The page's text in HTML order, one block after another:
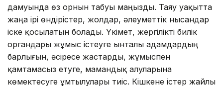
дамуында өз орнын табуы маңызды. Таяу уақытта
жаңа ірі өндірістер, жолдар, әлеуметтік нысандар
іске қосылатын болады. Үкімет, жергілікті билік
органдары жұмыс істеуге ынталы адамдардың
барлығын, әсіресе жастарды, жұмыспен
қамтамасыз етуге, мамандық алуларына
көмектесуге ұмтылулары тиіс. Кішкене істер жайлы